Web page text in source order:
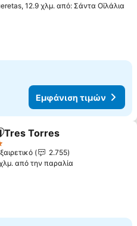
12.9 χλμ. από: Σάντα Οϊλάλια
Εμφάνιση τιμών
στα αγαπημένα
Tres Torres
2.755
από την παραλία